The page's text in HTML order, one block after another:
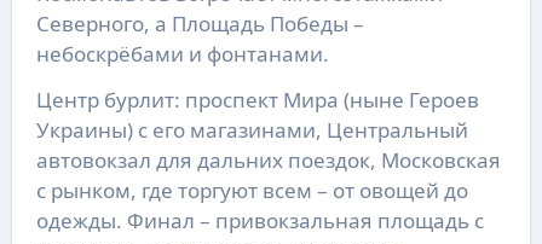
Северного, а Площадь Победы –
небоскрёбами и фонтанами.
Центр бурлит: проспект Мира (ныне Героев
Украины) с его магазинами, Центральный
автовокзал для дальних поездок, Московская
с рынком, где торгуют всем – от овощей до
одежды. Финал – привокзальная площадь с